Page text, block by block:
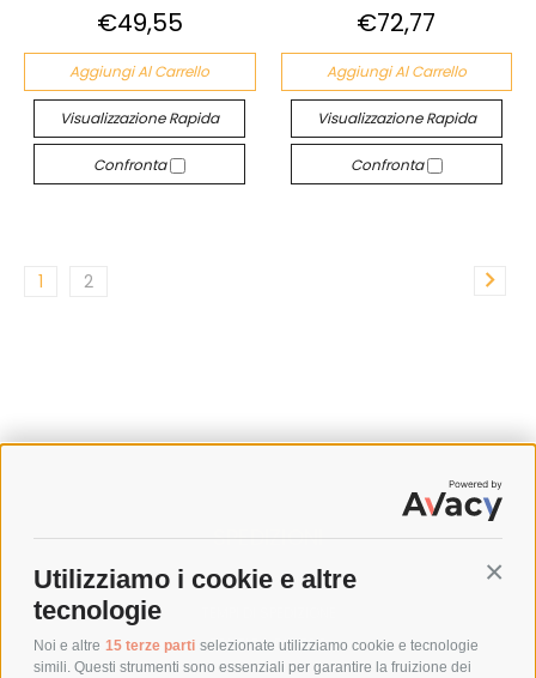
Utilizziamo i cookie e altre
tecnologie
Noi e altre 15 terze parti selezionate utilizziamo cookie e tecnologie
simili. Questi strumenti sono essenziali per garantire la fruizione dei
€49,55
Aggiungi Al Carrello
Visualizzazione Rapida
Confronta
€72,77
Aggiungi Al Carrello
Visualizzazione Rapida
Confronta
1 2
SPEDIZIONI
COSTI DI SPEDIZIONE
POLITICA DI RESO